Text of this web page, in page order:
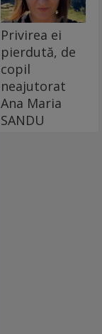
Privirea ei
pierdută, de
copil
neajutorat
Ana Maria
SANDU